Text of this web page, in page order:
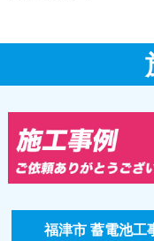
福津市 蓄電池工